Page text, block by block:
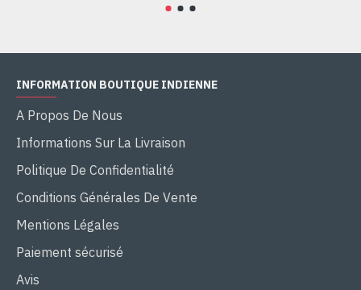
INFORMATION BOUTIQUE INDIENNE
A Propos De Nous
Informations Sur La Livraison
Politique De Confidentialité
Conditions Générales De Vente
Mentions Légales
Paiement sécurisé
Avis